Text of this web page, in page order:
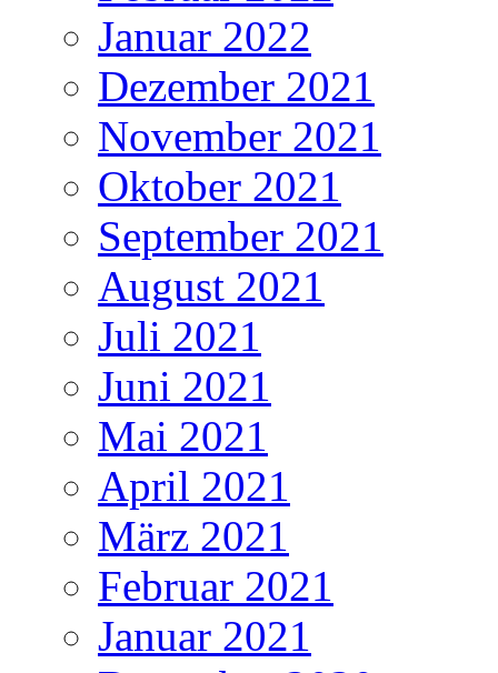
Januar 2022
Dezember 2021
November 2021
Oktober 2021
September 2021
August 2021
Juli 2021
Juni 2021
Mai 2021
April 2021
März 2021
Februar 2021
Januar 2021